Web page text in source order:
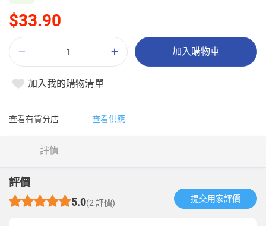
$33.90
加入購物車
加入我的購物清單
查看有貨分店 查看供應
評價
評價
5.0(2 評價) 提交用家評價​